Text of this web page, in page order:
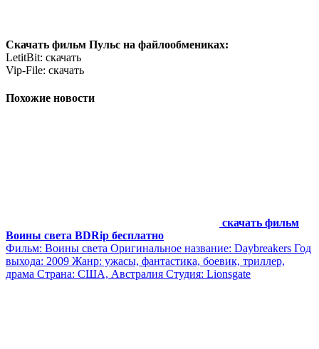
Скачать фильм Пульс на файлообмениках:
LetitBit: скачать
Vip-File: скачать
Похожие новости
скачать фильм
Воины света BDRip бесплатно
Фильм: Воины света Оригинальное название: Daybreakers Год
выхода: 2009 Жанр: ужасы, фантастика, боевик, триллер,
драма Страна: США, Австралия Студия: Lionsgate